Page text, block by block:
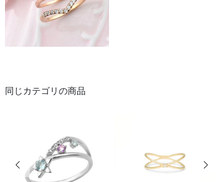
同じカテゴリの商品
前の画像